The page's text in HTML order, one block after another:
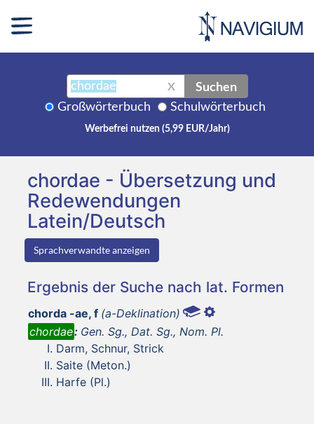
X Suchen
Großwörterbuch Schulwörterbuch
Werbefrei nutzen (5,99 EUR/Jahr)
chordae - Übersetzung und
Redewendungen
Latein/Deutsch
Sprachverwandte anzeigen
Ergebnis der Suche nach lat. Formen
chorda -ae, f (a-Deklination)
chordae: Gen. Sg., Dat. Sg., Nom. Pl.
Darm, Schnur, Strick
Saite (Meton.)
Harfe (Pl.)